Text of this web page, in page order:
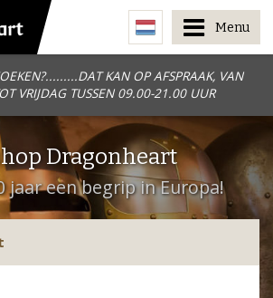
KAN OP AFSPRAAK, VAN
VRIJDAG TUSSEN 09.00-21.00 UUR
Menu
Dragonheart
jaar een begrip in Europa!